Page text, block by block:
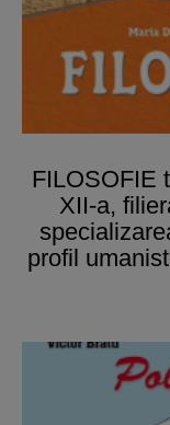
FILOSOFIE
XII-a,
profil